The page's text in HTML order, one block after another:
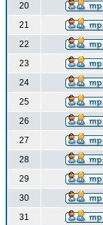
20
21
22
23
24
25
26
27
28
29
30
31